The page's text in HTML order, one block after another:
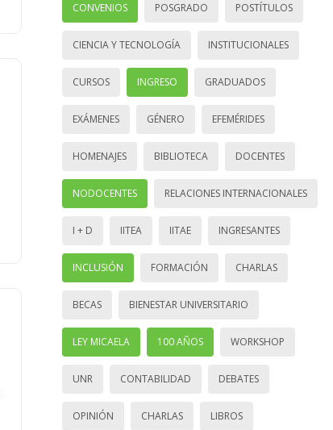
CONVENIOS POSGRADO POSTÍTULOS
CIENCIA Y TECNOLOGÍA INSTITUCIONALES
CURSOS INGRESO GRADUADOS
EXÁMENES GÉNERO EFEMÉRIDES
HOMENAJES BIBLIOTECA DOCENTES
NODOCENTES RELACIONES INTERNACIONALES
I + D IITEA IITAE INGRESANTES
INCLUSIÓN FORMACIÓN CHARLAS
BECAS BIENESTAR UNIVERSITARIO
LEY MICAELA 100 AÑOS WORKSHOP
UNR CONTABILIDAD DEBATES
OPINIÓN CHARLAS LIBROS